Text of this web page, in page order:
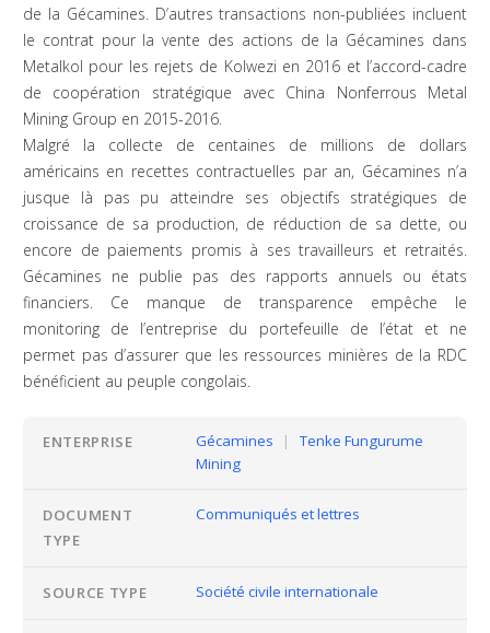
de la Gécamines. D’autres transactions non-publiées incluent
le contrat pour la vente des actions de la Gécamines dans
Metalkol pour les rejets de Kolwezi en 2016 et l’accord-cadre
de coopération stratégique avec China Nonferrous Metal
Mining Group en 2015-2016.
Malgré la collecte de centaines de millions de dollars
américains en recettes contractuelles par an, Gécamines n’a
jusque là pas pu atteindre ses objectifs stratégiques de
croissance de sa production, de réduction de sa dette, ou
encore de paiements promis à ses travailleurs et retraités.
Gécamines ne publie pas des rapports annuels ou états
financiers. Ce manque de transparence empêche le
monitoring de l’entreprise du portefeuille de l’état et ne
permet pas d’assurer que les ressources minières de la RDC
bénéficient au peuple congolais.
ENTERPRISE Gécamines |
Tenke Fungurume
Mining
DOCUMENT
TYPE
Communiqués et lettres
SOURCE TYPE Société civile internationale